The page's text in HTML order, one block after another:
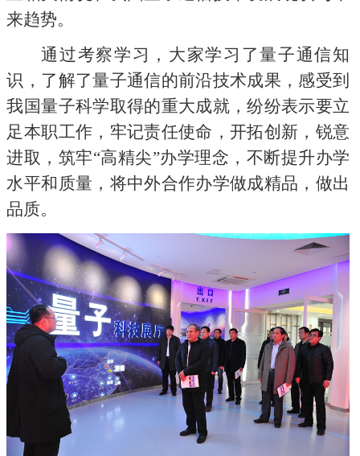
来趋势。
通过考察学习，大家学习了量子通信知
识，了解了量子通信的前沿技术成果，感受到
我国量子科学取得的重大成就，纷纷表示要立
足本职工作，牢记责任使命，开拓创新，锐意
进取，筑牢“高精尖”办学理念，不断提升办学
水平和质量，将中外合作办学做成精品，做出
品质。